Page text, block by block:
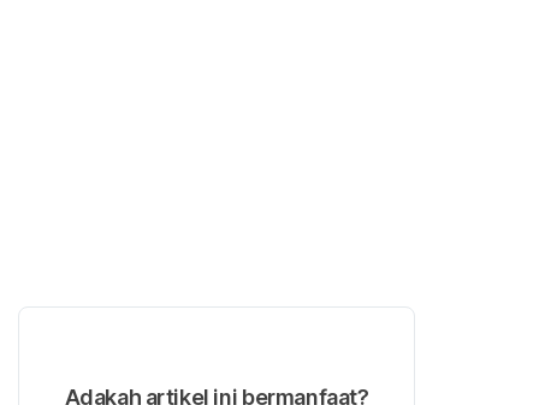
Adakah artikel ini bermanfaat?